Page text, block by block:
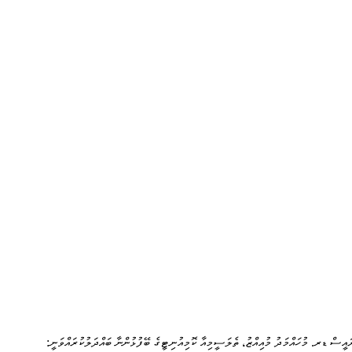
ޑރ. މުހައްމަދު މުއިއްޒު، ތެލަސީމިއާ ކޮމިއުނިޓީގެ ބޭފުޅުންނާ ބައްދަލުކުރައްވަނީ: